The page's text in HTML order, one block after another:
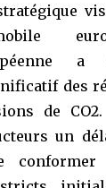
a
des
de
un